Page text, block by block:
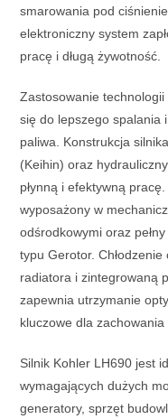
smarowania pod
elektroniczny system
pracę i długą żywotność.
Zastosowanie technologii
się do lepszego spalania
paliwa. Konstrukcja
(Keihin) oraz
płynną i efektywną
wyposażony w
odśrodkowymi oraz
typu Gerotor. Chłodzenie
radiatora i zintegrowaną
zapewnia utrzymanie
kluczowe dla
Silnik Kohler LH690 jest
wymagających dużych
generatory, sprzęt